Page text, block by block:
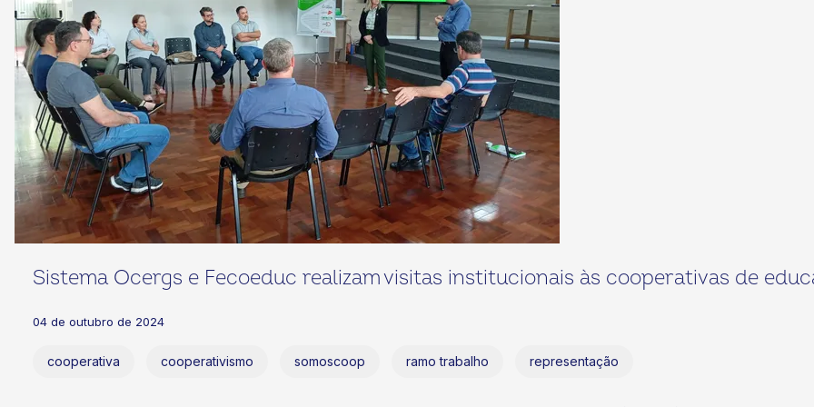
Sistema Ocergs e Fecoeduc realizam visitas institucionais às cooperativas de
04 de outubro de 2024
cooperativa cooperativismo somoscoop ramo trabalho representação